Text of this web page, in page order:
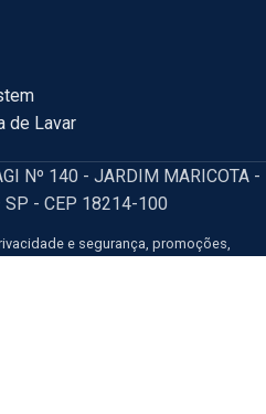
de Lavar
Nº 140 - JARDIM MARICOTA -
SP - CEP 18214-100
e segurança, promoções,